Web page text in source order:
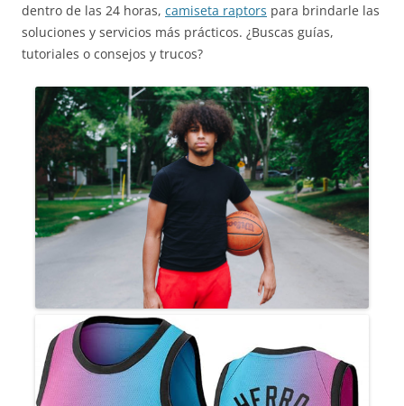
dentro de las 24 horas, camiseta raptors para brindarle las
soluciones y servicios más prácticos. ¿Buscas guías,
tutoriales o consejos y trucos?